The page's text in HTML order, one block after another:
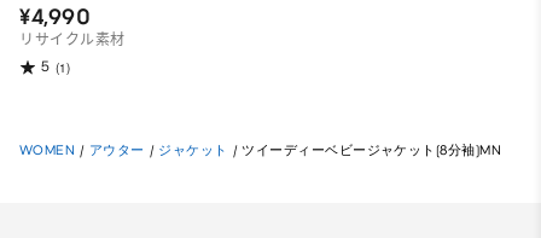
¥4,990
リサイクル素材
5 (1)
WOMEN / アウター / ジャケット / ツイーディーベビージャケット(8分袖)MN